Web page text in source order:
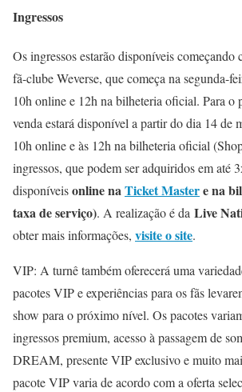
Ingressos
Os ingressos estarão disponíveis começando
fã-clube Weverse, que começa na segunda-
10h online e 12h na bilheteria oficial. Para o
venda estará disponível a partir do dia 14 de
10h online e às 12h na bilheteria oficial
ingressos, que podem ser adquiridos em até
disponíveisonline naTicket Mastere na
taxa de serviço). A realização é da Live
obter mais informações, visite o site.
VIP: A turnê também oferecerá uma
pacotes VIP e experiências para os fãs
show para o próximo nível. Os pacotes
ingressos premium, acesso à passagem de
DREAM, presente VIP exclusivo e muito
pacote VIP varia de acordo com a oferta